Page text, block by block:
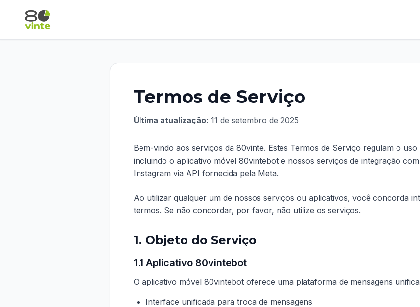
Termos de Serviço
Última atualização: 11 de setembro de 2025
Bem-vindo aos serviços da 80vinte. Estes Termos de Serviço regulam o
incluindo o aplicativo móvel 80vintebot e nossos serviços de integração
Instagram via API fornecida pela Meta.
Ao utilizar qualquer um de nossos serviços ou aplicativos, você concorda
termos. Se não concordar, por favor, não utilize os serviços.
1. Objeto do Serviço
1.1 Aplicativo 80vintebot
O aplicativo móvel 80vintebot oferece uma plataforma de mensagens
Interface unificada para troca de mensagens